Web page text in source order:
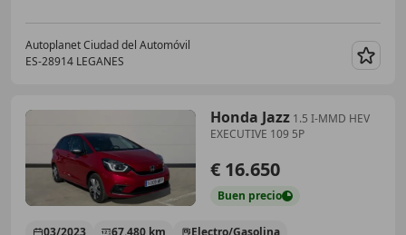
Autoplanet Ciudad del Automóvil
ES-28914 LEGANES
Honda Jazz 1.5 I-MMD HEV
EXECUTIVE 109 5P
€ 16.650
Buen precio
03/2023 67.480 km
Electro/Gasolina